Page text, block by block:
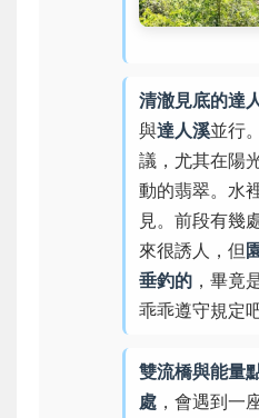
清澈見底的達
與達人溪並行
議，尤其在陽
動的翡翠。水
見。前段有幾
來很誘人，但
垂釣的 ，畢竟
乖乖遵守規定吧
雙流橋與能量
處 ，會遇到一